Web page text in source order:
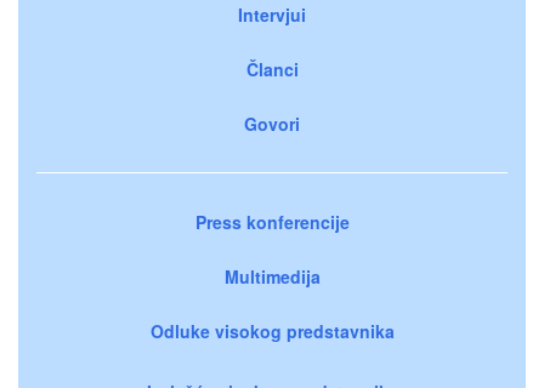
Intervjui
Članci
Govori
Press konferencije
Multimedija
Odluke visokog predstavnika